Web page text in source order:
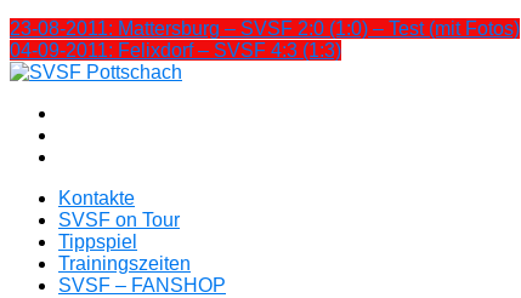
23-08-2011: Mattersburg – SVSF 2:0 (1:0) – Test (mit Fotos)
04-09-2011: Felixdorf – SVSF 4:3 (1:3)
Kontakte
SVSF on Tour
Tippspiel
Trainingszeiten
SVSF – FANSHOP